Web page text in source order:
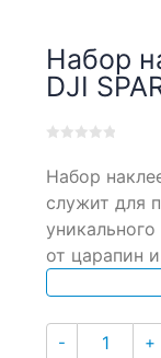
Набор
DJI
out
based
on
customer
ratings
Набор
служит для
от царапин
- +